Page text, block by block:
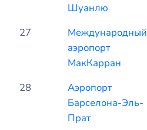
Шуанлю
27
Международный
аэропорт
МакКарран
28
Аэропорт
Барселона-Эль-
Прат